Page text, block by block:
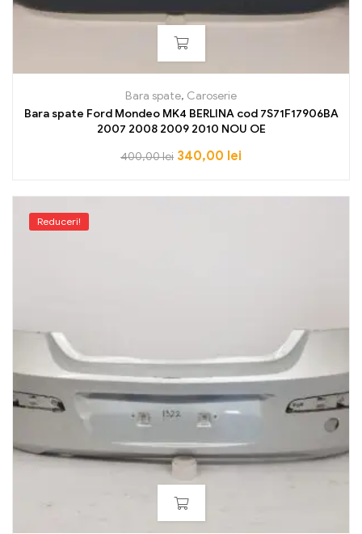
Bara spate, Caroserie
Bara spate Ford Mondeo MK4 BERLINA cod 7S71F17906BA
2007 2008 2009 2010 NOU OE
400,00lei 340,00 lei
Reduceri!